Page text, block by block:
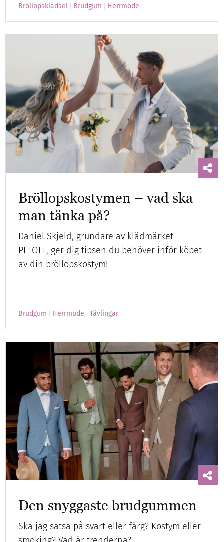
Bröllopsklädsel Brudgum Herrmode
Bröllopskostymen – vad ska
man tänka på?
Daniel Skjeld, grundare av klädmärket
PELOTE, ger dig tipsen du behöver inför köpet
av din bröllopskostym!
Brudgum Herrmode Tävlingar
Den snyggaste brudgummen
Ska jag satsa på svart eller färg? Kostym eller